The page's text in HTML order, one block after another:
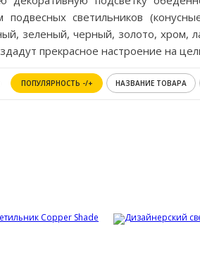
подвесных светильников
зеленый, черный, золото, хром,
прекрасное настроение на
ПОПУЛЯРНОСТЬ -/+ НАЗВАНИЕ ТОВАРА